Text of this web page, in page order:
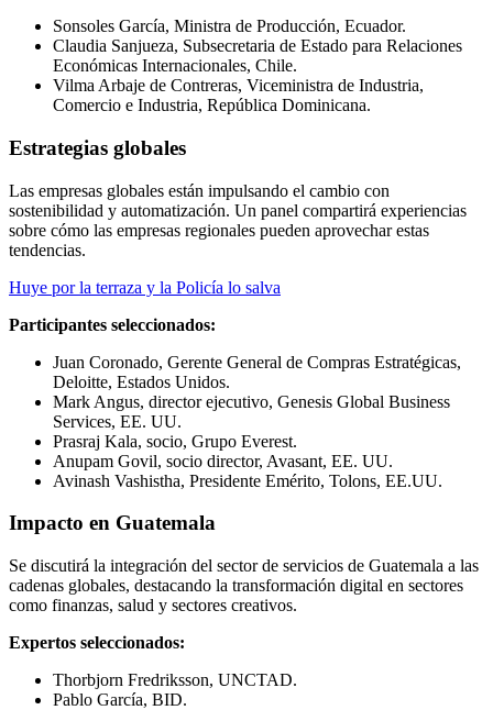
Sonsoles García, Ministra de Producción, Ecuador.
Claudia Sanjueza, Subsecretaria de Estado para Relaciones
Económicas Internacionales, Chile.
Vilma Arbaje de Contreras, Viceministra de Industria,
Comercio e Industria, República Dominicana.
Estrategias globales
Las empresas globales están impulsando el cambio con
sostenibilidad y automatización. Un panel compartirá experiencias
sobre cómo las empresas regionales pueden aprovechar estas
tendencias.
Huye por la terraza y la Policía lo salva
Participantes seleccionados:
Juan Coronado, Gerente General de Compras Estratégicas,
Deloitte, Estados Unidos.
Mark Angus, director ejecutivo, Genesis Global Business
Services, EE. UU.
Prasraj Kala, socio, Grupo Everest.
Anupam Govil, socio director, Avasant, EE. UU.
Avinash Vashistha, Presidente Emérito, Tolons, EE.UU.
Impacto en Guatemala
Se discutirá la integración del sector de servicios de Guatemala a las
cadenas globales, destacando la transformación digital en sectores
como finanzas, salud y sectores creativos.
Expertos seleccionados:
Thorbjorn Fredriksson, UNCTAD.
Pablo García, BID.